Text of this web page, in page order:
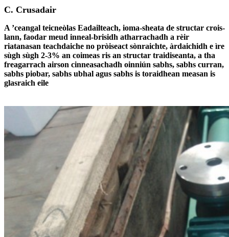
C. Crusadair
A ’ceangal teicneòlas Eadailteach, ioma-sheata de structar crois-
lann, faodar meud inneal-brisidh atharrachadh a rèir
riatanasan teachdaiche no pròiseact sònraichte, àrdaichidh e ìre
sùgh sùgh 2-3% an coimeas ris an structar traidiseanta, a tha
freagarrach airson cinneasachadh oinniún sabhs, sabhs curran,
sabhs piobar, sabhs ubhal agus sabhs is toraidhean measan is
glasraich eile